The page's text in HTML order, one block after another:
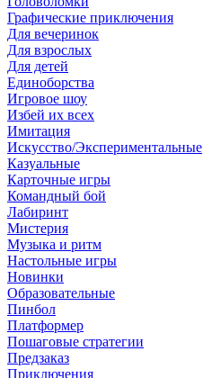
Графические приключения
Для вечеринок
Для взрослых
Для детей
Единоборства
Игровое шоу
Избей их всех
Имитация
Искусство/Экспериментальные
Казуальные
Карточные игры
Командный бой
Лабиринт
Мистерия
Музыка и ритм
Настольные игры
Новинки
Образовательные
Пинбол
Платформер
Пошаговые стратегии
Предзаказ
Приключения